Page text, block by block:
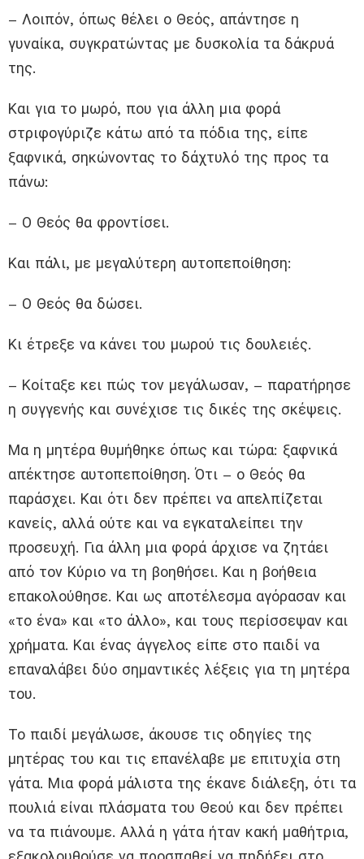
– Λοιπόν, όπως θέλει ο Θεός, απάντησε η
γυναίκα, συγκρατώντας με δυσκολία τα δάκρυά
της.
Και για το μωρό, που για άλλη μια φορά
στριφογύριζε κάτω από τα πόδια της, είπε
ξαφνικά, σηκώνοντας το δάχτυλό της προς τα
πάνω:
– Ο Θεός θα φροντίσει.
Και πάλι, με μεγαλύτερη αυτοπεποίθηση:
– Ο Θεός θα δώσει.
Κι έτρεξε να κάνει του μωρού τις δουλειές.
– Κοίταξε κει πώς τον μεγάλωσαν, – παρατήρησε
η συγγενής και συνέχισε τις δικές της σκέψεις.
Μα η μητέρα θυμήθηκε όπως και τώρα: ξαφνικά
απέκτησε αυτοπεποίθηση. Ότι – ο Θεός θα
παράσχει. Και ότι δεν πρέπει να απελπίζεται
κανείς, αλλά ούτε και να εγκαταλείπει την
προσευχή. Για άλλη μια φορά άρχισε να ζητάει
από τον Κύριο να τη βοηθήσει. Και η βοήθεια
επακολούθησε. Και ως αποτέλεσμα αγόρασαν και
«το ένα» και «το άλλο», και τους περίσσεψαν και
χρήματα. Και ένας άγγελος είπε στο παιδί να
επαναλάβει δύο σημαντικές λέξεις για τη μητέρα
του.
Το παιδί μεγάλωσε, άκουσε τις οδηγίες της
μητέρας του και τις επανέλαβε με επιτυχία στη
γάτα. Μια φορά μάλιστα της έκανε διάλεξη, ότι τα
πουλιά είναι πλάσματα του Θεού και δεν πρέπει
να τα πιάνουμε. Αλλά η γάτα ήταν κακή μαθήτρια,